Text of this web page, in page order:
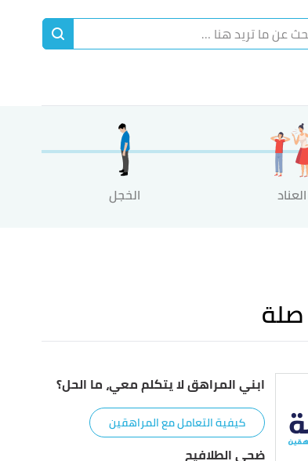
العناد الخجل
صلة
ابني المراهق لا يتكلم معي، ما الحل؟
كيفية التعامل مع المراهقين
ضحى الطلافيح